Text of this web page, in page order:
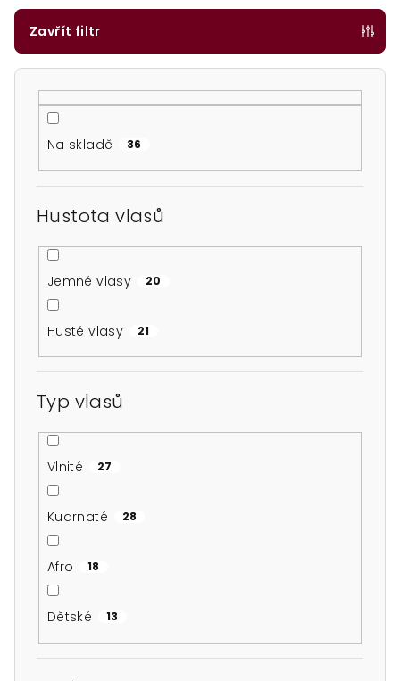
r
o
Zavřít filtr
Na skladě 36
Hustota vlasů
Jemné vlasy 20
Husté vlasy 21
Typ vlasů
Vlnité 27
Kudrnaté 28
Afro 18
Dětské 13